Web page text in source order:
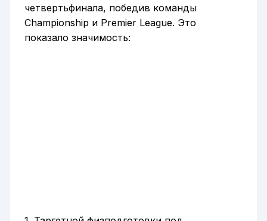
четвертьфинала, победив команды
Championship и Premier League. Это
показало значимость: